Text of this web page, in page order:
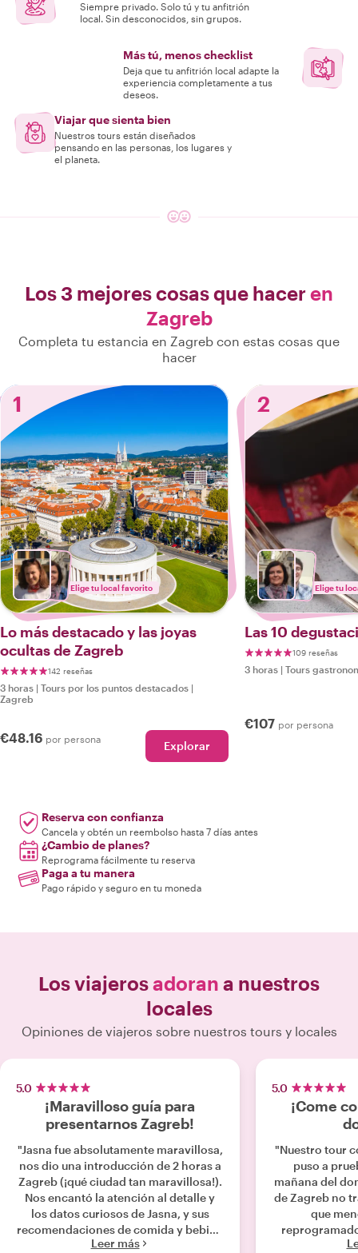
Siempre privado. Solo tú y tu anfitrión
local. Sin desconocidos, sin grupos.
Más tú, menos checklist
Deja que tu anfitrión local adapte la
experiencia completamente a tus
deseos.
Viajar que sienta bien
Nuestros tours están diseñados
pensando en las personas, los lugares y
el planeta.
Los 3 mejores cosas que hacer en
Zagreb
Completa tu estancia en Zagreb con estas cosas que
hacer
1
Elige tu local favorito
Lo más destacado y las joyas
ocultas de Zagreb
142 reseñas
3 horas | Tours por los puntos destacados |
Zagreb
€48.16 por persona Explorar
2
Elige tu
Las 10
109 reseñas
3 horas | Tours
€107 por persona
Reserva con confianza
Cancela y obtén un reembolso hasta 7 días antes
¿Cambio de planes?
Reprograma fácilmente tu reserva
Paga a tu manera
Pago rápido y seguro en tu moneda
Los viajerosadoran a nuestros
locales
Opiniones de viajeros sobre nuestros tours y locales
5.0
¡Maravilloso guía para
presentarnos Zagreb!
"Jasna fue absolutamente maravillosa,
nos dio una introducción de 2 horas a
Zagreb (¡qué ciudad tan maravillosa!).
Nos encantó la atención al detalle y
los datos curiosos de Jasna, y sus
recomendaciones de comida y bebida
fueron geniales."
Leer más
5.0
¡Come
"Nuestro tour
puso a
mañana del
de Zagreb no
que
no. Se